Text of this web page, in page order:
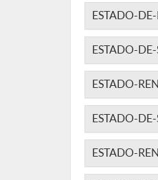
ESTADO-
ESTADO-
ESTADO-
ESTADO-
ESTADO-